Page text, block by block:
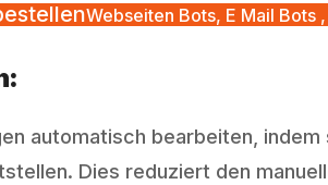
Webseiten Bots, E Mail Bots
automatisch bearbeiten,
Dies reduziert den